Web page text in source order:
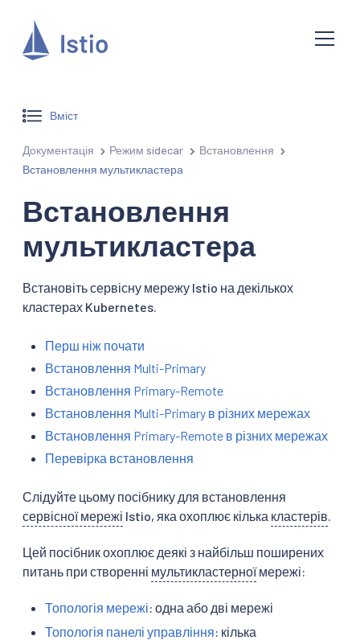
Вміст
Документація Режим sidecar
Встановлення
Встановлення мультикластера
Встановлення
мультикластера
Встановіть сервісну мережу Istio на декількох
кластерах Kubernetes.
Перш ніж почати
Встановлення Multi-Primary
Встановлення Primary-Remote
Встановлення Multi-Primary в різних мережах
Встановлення Primary-Remote в різних мережах
Перевірка встановлення
Слідуйте цьому посібнику для встановлення
сервісної мережі Istio, яка охоплює кілька кластерів
Цей посібник охоплює деякі з найбільш поширених
питань при створенні мультикластерноїмережі:
Топологія мережі: одна або дві мережі
Топологія панелі управління: кілька